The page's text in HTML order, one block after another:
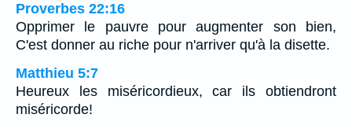
Proverbes 22:16
Opprimer le pauvre pour augmenter son bien,
C'est donner au riche pour n'arriver qu'à la disette.
Matthieu 5:7
Heureux les miséricordieux, car ils obtiendront
miséricorde!